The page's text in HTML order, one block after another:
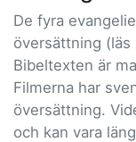
De fyra
översättning (läs
Bibeltexten är
Filmerna har
översättning.
och kan vara